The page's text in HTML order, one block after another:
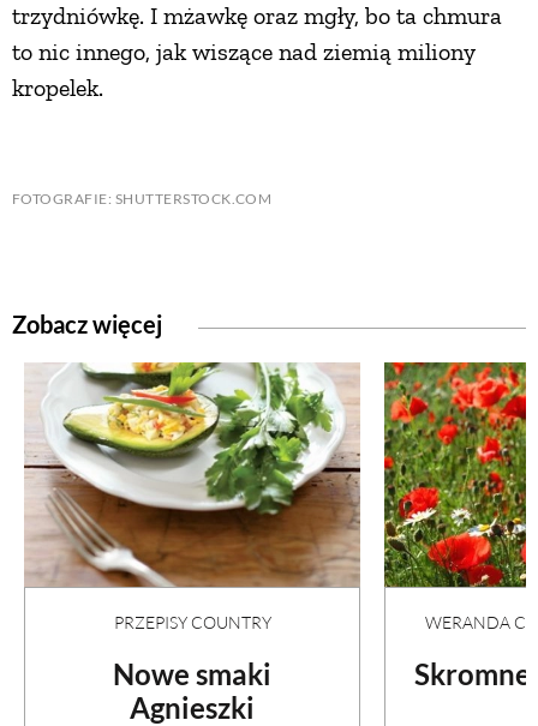
trzydniówkę. I mżawkę oraz mgły, bo ta chmura
to nic innego, jak wiszące nad ziemią miliony
kropelek.
FOTOGRAFIE: SHUTTERSTOCK.COM
Zobacz więcej
PRZEPISY COUNTRY
Nowe smaki
Agnieszki
WERANDA